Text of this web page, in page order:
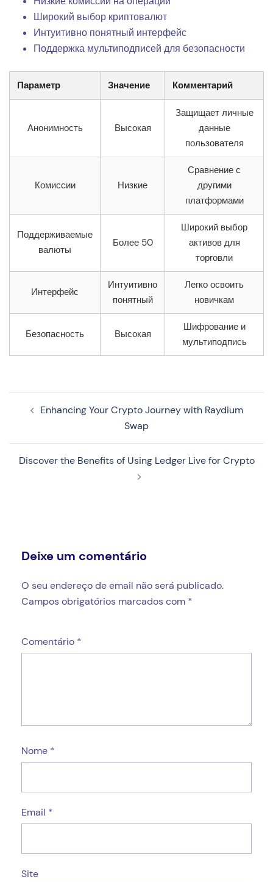
Широкий выбор криптовалют
Интуитивно понятный интерфейс
Поддержка мультиподписей для безопасности
Параметр Значение Комментарий
Анонимность Высокая
Защищает личные
данные
пользователя
Комиссии Низкие
Сравнение с
другими
платформами
Поддерживаемые
валюты
Более 50
Широкий выбор
активов для
торговли
Интерфейс
Интуитивно
понятный
Легко освоить
новичкам
Безопасность Высокая
Шифрование и
мультиподпись
Enhancing Your Crypto Journey with Raydium
Swap
Discover the Benefits of Using Ledger Live for Crypto
Deixe um comentário
O seu endereço de email não será publicado.
Campos obrigatórios marcados com *
Comentário *
Nome *
Email *
Site